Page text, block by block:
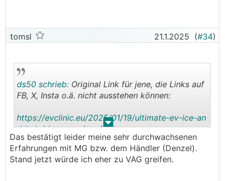
tomsl 21.1.2025 (#34)
. .
ds50 schrieb: Original Link für jene, die Links auf
FB, X, Insta o.ä. nicht ausstehen können:
https://evclinic.eu/2025/01/19/ultimate-ev-ice-an
d-hybrid-comparison/
😉
Das bestätigt leider meine sehr durchwachsenen
Erfahrungen mit MG bzw. dem Händler (Denzel).
Stand jetzt würde ich eher zu VAG greifen.